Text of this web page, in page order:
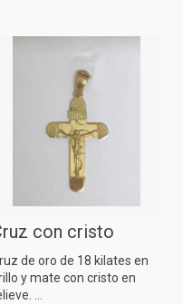
con cristo
de oro de 18 kilates en
y mate con cristo en
...